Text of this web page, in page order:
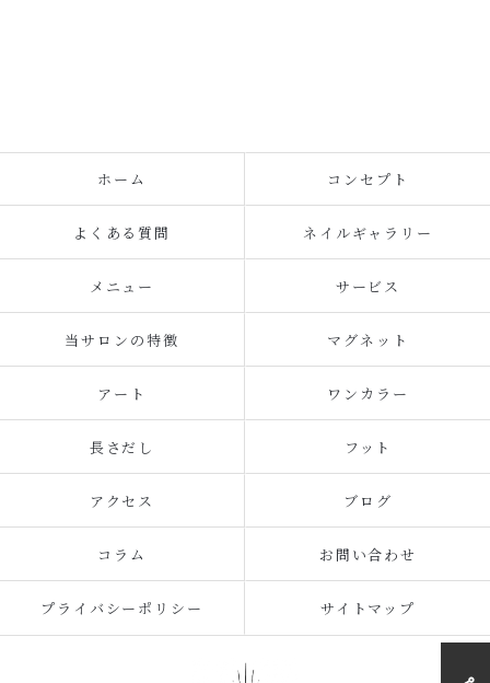
ホーム コンセプト
よくある質問 ネイルギャラリー
メニュー サービス
当サロンの特徴 マグネット
アート ワンカラー
長さだし フット
アクセス ブログ
コラム お問い合わせ
プライバシーポリシー サイトマップ